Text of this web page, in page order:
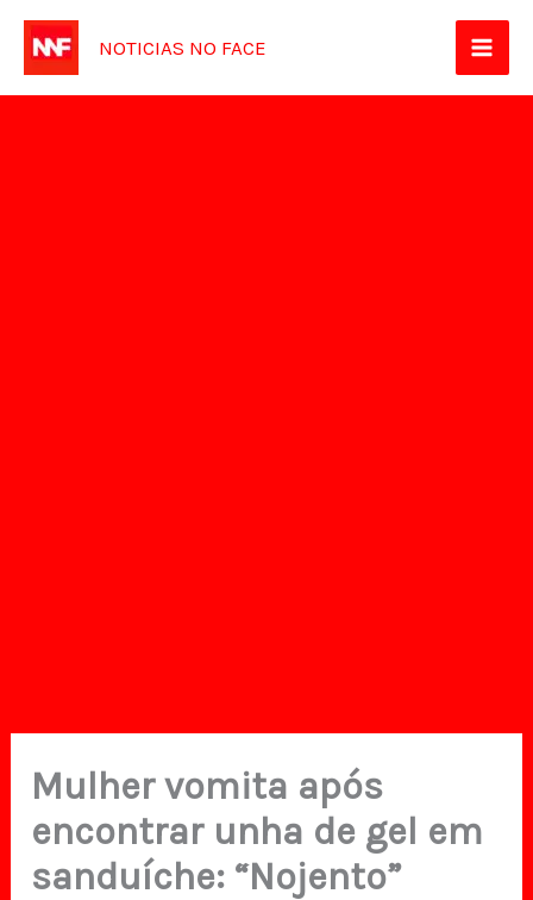
para
NOTICIAS NO FACE
Mulher vomita após
encontrar unha de gel em
sanduíche: “Nojento”